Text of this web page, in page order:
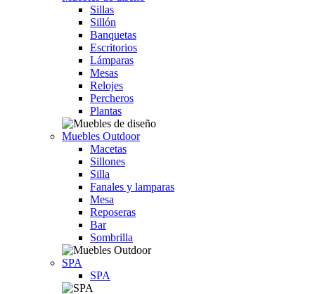
Sillas
Sillón
Banquetas
Escritorios
Lámparas
Mesas
Relojes
Percheros
Plantas
Muebles Outdoor
Macetas
Sillones
Silla
Fanales y lamparas
Mesa
Reposeras
Bar
Sombrilla
SPA
SPA